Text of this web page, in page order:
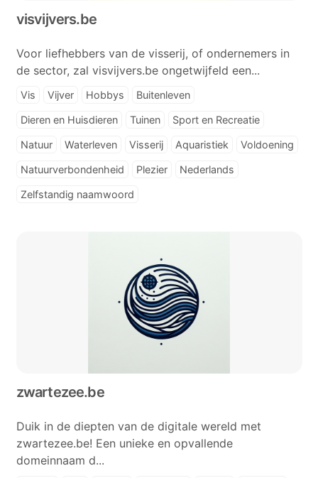
visvijvers.be
Voor liefhebbers van de visserij, of ondernemers in
de sector, zal visvijvers.be ongetwijfeld een...
Vis Vijver Hobbys Buitenleven
Dieren en Huisdieren Tuinen Sport en Recreatie
Natuur Waterleven Visserij Aquaristiek Voldoening
Natuurverbondenheid Plezier Nederlands
Zelfstandig naamwoord
zwartezee.be
Duik in de diepten van de digitale wereld met
zwartezee.be! Een unieke en opvallende
domeinnaam d...